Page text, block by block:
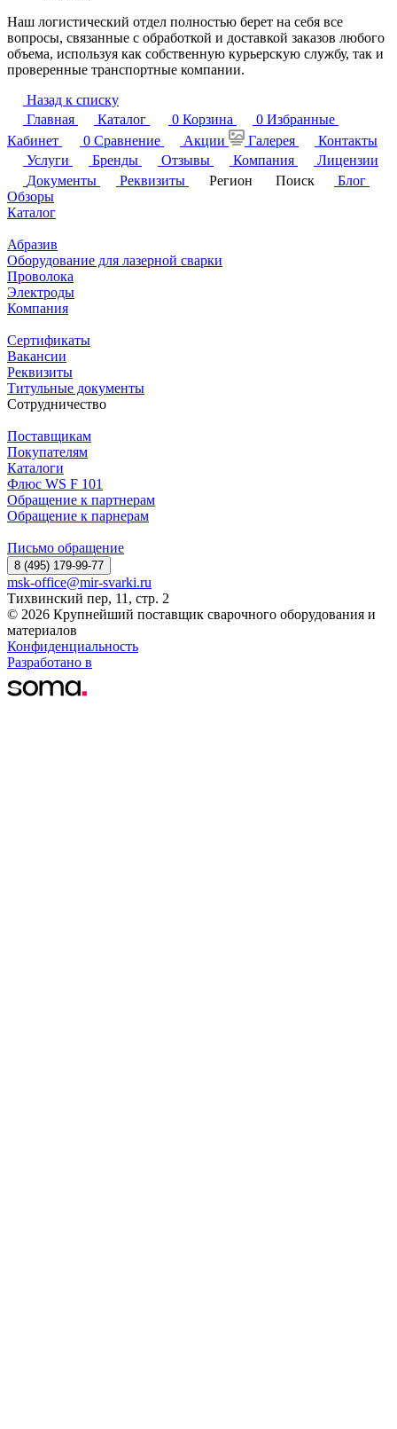
Наш логистический отдел полностью берет на себя все
вопросы, связанные с обработкой и доставкой заказов любого
объема, используя как собственную курьерскую службу, так и
проверенные транспортные компании.
Назад к списку
Главная
Каталог 0 Корзина 0 Избранные
Кабинет
0 Сравнение Акции Галерея
Контакты
Услуги
Бренды Отзывы Компания
Лицензии
Документы
Реквизиты Регион Поиск
Блог
Обзоры
Каталог
Абразив
Оборудование для лазерной сварки
Проволока
Электроды
Компания
Сертификаты
Вакансии
Реквизиты
Титульные документы
Сотрудничество
Поставщикам
Покупателям
Каталоги
Флюс WS F 101
Обращение к партнерам
Обращение к парнерам
Письмо обращение
8 (495) 179-99-77
msk-office@mir-svarki.ru
Тихвинский пер, 11, стр. 2
© 2026 Крупнейший поставщик сварочного оборудования и
материалов
Конфиденциальность
Разработано в